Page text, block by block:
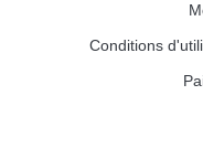
Conditions